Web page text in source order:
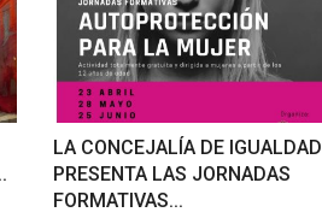
LA CONCEJALÍA DE IGUALDAD
PRESENTA LAS JORNADAS
FORMATIVAS...